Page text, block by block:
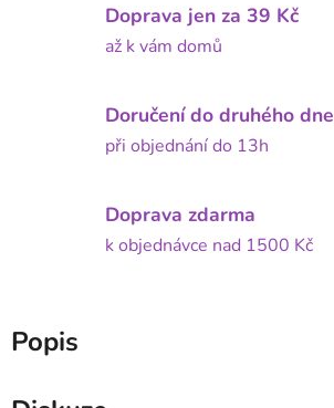
Doprava jen za 39 Kč
až k vám domů
Doručení do druhého dne
při objednání do 13h
Doprava zdarma
k objednávce nad 1500 Kč
Popis